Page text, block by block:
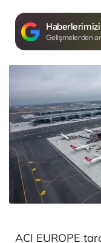
Haberlerimizi
Gelişmelerden
ACI EUROPE